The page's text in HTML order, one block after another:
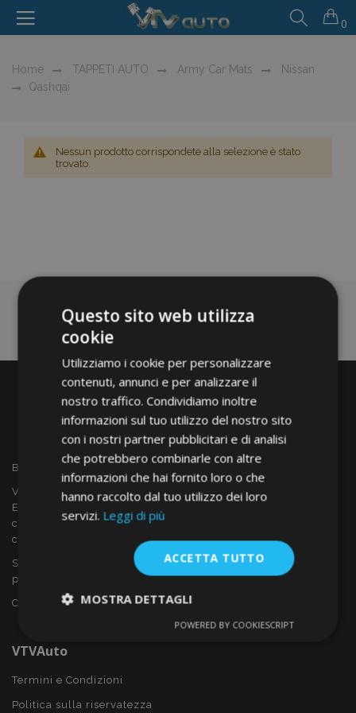
0
Home TAPPETI AUTO Army Car Mats
Nissan
Qashqai
Nessun prodotto corrispondete alla selezione è stato
trovato.
Benvenuto a VTVAUTO
VTVAUTO è rivenditore e fornitore all'ingrosso in tutta
Europa, di accessori per auto come:
copricerchi, deflettori, coprisedili, tappetini per auto,
coperchi cromati, rollbars ecc.
Sei interessato al dropshipping o vuoi diventare nostro
partner?
Contattaci oggi stesso!
VTVAuto
Termini e Condizioni
Politica sulla riservatezza
Questo sito web utilizza
cookie
Utilizziamo i cookie per personalizzare
contenuti, annunci e per analizzare il
nostro traffico. Condividiamo inoltre
informazioni sul tuo utilizzo del nostro sito
con i nostri partner pubblicitari e di analisi
che potrebbero combinarle con altre
informazioni che hai fornito loro o che
hanno raccolto dal tuo utilizzo dei loro
servizi. Leggi di più
ACCETTA TUTTO
MOSTRA DETTAGLI
Performance
Targeting
POWERED BY COOKIESCRIPT